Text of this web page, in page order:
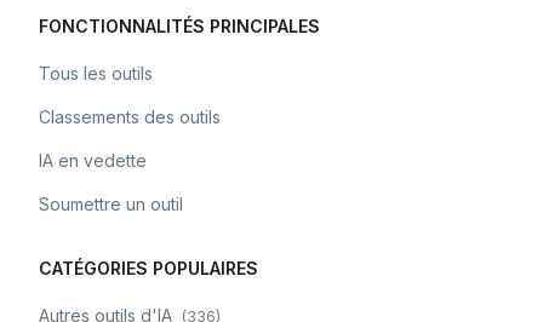
FONCTIONNALITÉS PRINCIPALES
Tous les outils
Classements des outils
IA en vedette
Soumettre un outil
CATÉGORIES POPULAIRES
Autres outils d'IA (336)